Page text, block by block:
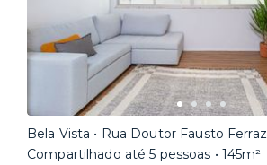
Bela Vista • Rua Doutor Fausto Ferraz
Compartilhado até 5 pessoas • 145m²